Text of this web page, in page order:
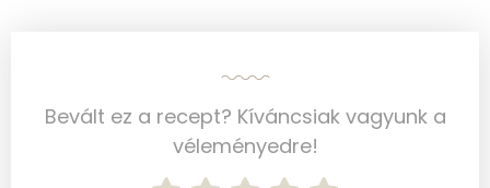
Bevált ez a recept? Kíváncsiak vagyunk a
véleményedre!